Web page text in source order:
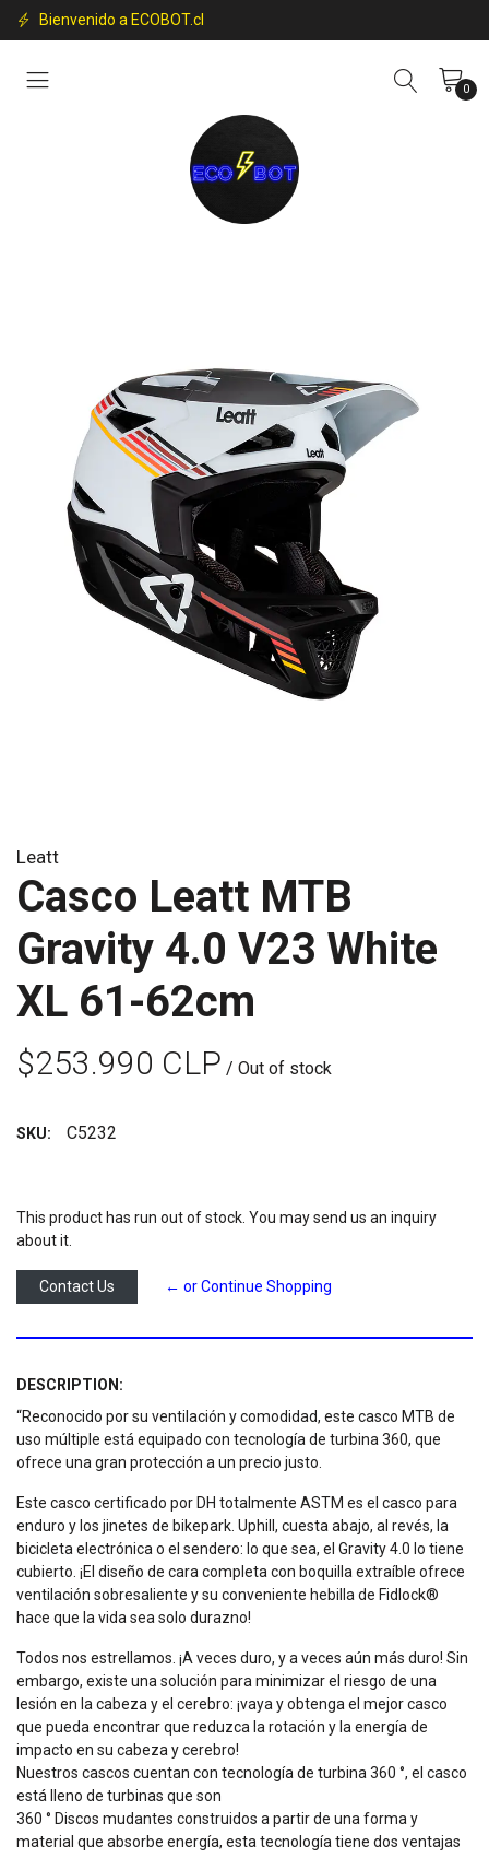
Bienvenido a ECOBOT.cl
0
Leatt
Casco Leatt MTB
Gravity 4.0 V23 White
XL 61-62cm
$253.990 CLP / Out of stock
SKU: C5232
This product has run out of stock. You may send us an inquiry
about it.
Contact Us ← or Continue Shopping
DESCRIPTION:
“Reconocido por su ventilación y comodidad, este casco MTB de
uso múltiple está equipado con tecnología de turbina 360, que
ofrece una gran protección a un precio justo.
Este casco certificado por DH totalmente ASTM es el casco para
enduro y los jinetes de bikepark. Uphill, cuesta abajo, al revés, la
bicicleta electrónica o el sendero: lo que sea, el Gravity 4.0 lo tiene
cubierto. ¡El diseño de cara completa con boquilla extraíble ofrece
ventilación sobresaliente y su conveniente hebilla de Fidlock®
hace que la vida sea solo durazno!
Todos nos estrellamos. ¡A veces duro, y a veces aún más duro! Sin
embargo, existe una solución para minimizar el riesgo de una
lesión en la cabeza y el cerebro: ¡vaya y obtenga el mejor casco
que pueda encontrar que reduzca la rotación y la energía de
impacto en su cabeza y cerebro!
Nuestros cascos cuentan con tecnología de turbina 360 °, el casco
está lleno de turbinas que son
360 ° Discos mudantes construidos a partir de una forma y
material que absorbe energía, esta tecnología tiene dos ventajas